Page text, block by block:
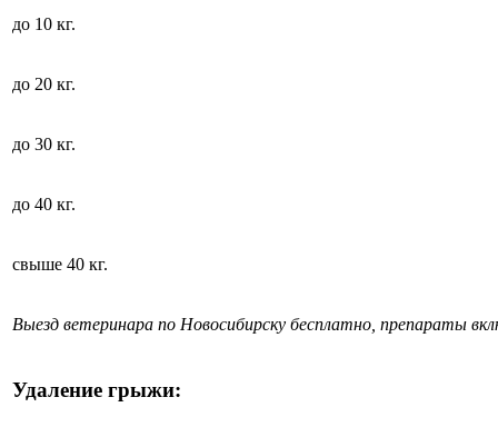
до 10 кг.
до 20 кг.
до 30 кг.
до 40 кг.
свыше 40 кг.
Выезд ветеринара по Новосибирску бесплатно, препараты
Удаление грыжи: